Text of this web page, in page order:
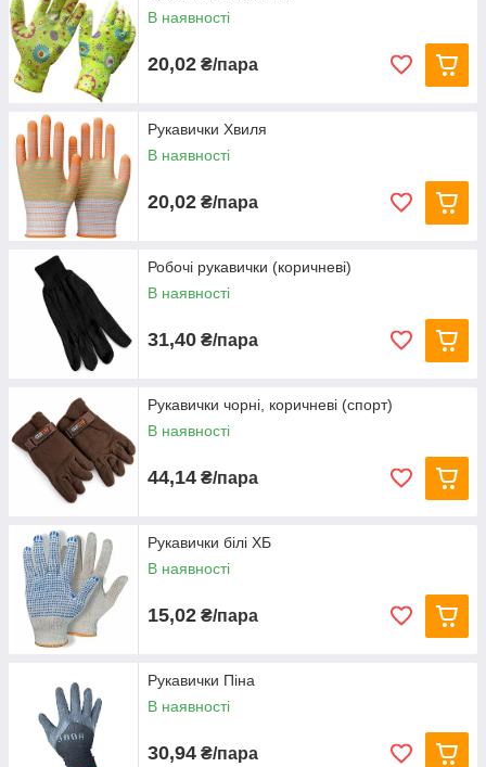
В наявності
20,02 ₴/пара
Рукавички Хвиля
В наявності
20,02 ₴/пара
Робочі рукавички (коричневі)
В наявності
31,40 ₴/пара
Рукавички чорні, коричневі (спорт)
В наявності
44,14 ₴/пара
Рукавички білі ХБ
В наявності
15,02 ₴/пара
Рукавички Піна
В наявності
30,94 ₴/пара